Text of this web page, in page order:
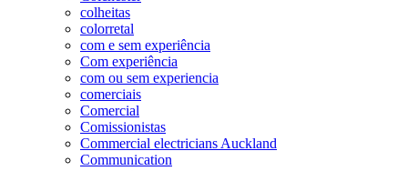
colheitas
colorretal
com e sem experiência
Com experiência
com ou sem experiencia
comerciais
Comercial
Comissionistas
Commercial electricians Auckland
Communication